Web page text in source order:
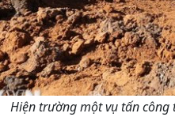
Hiện trường một vụ tấn công